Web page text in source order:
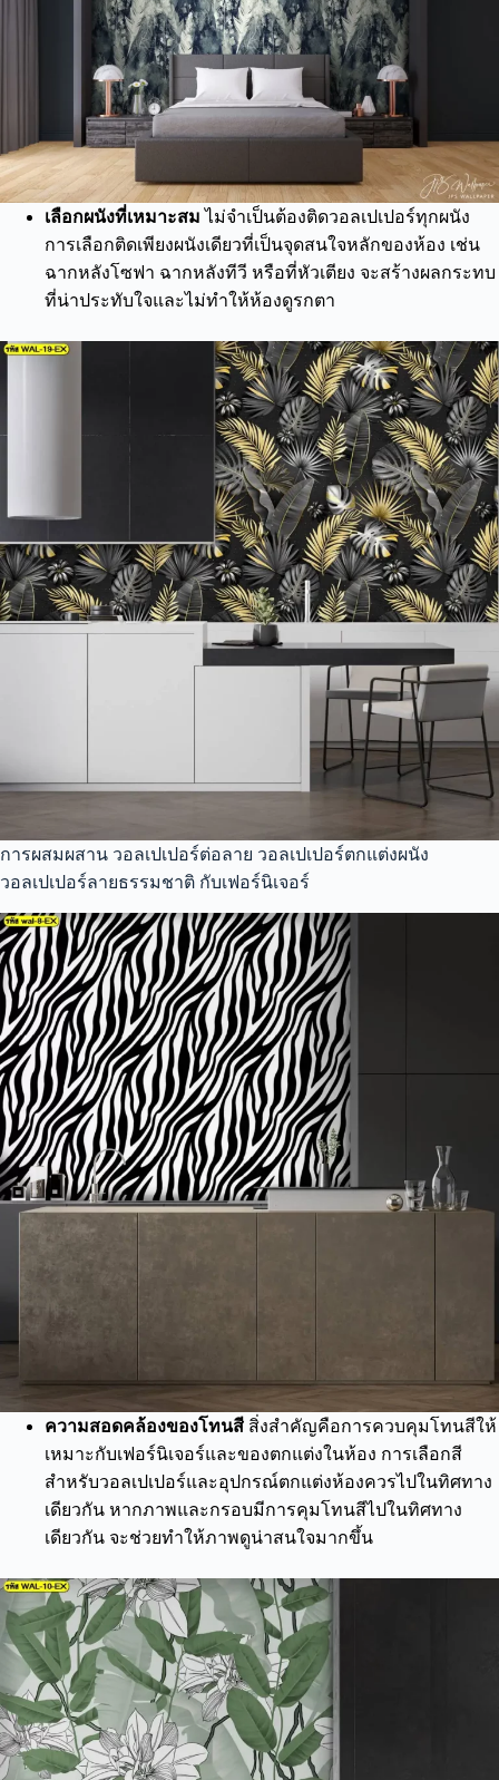
เลือกผนังที่เหมาะสม ไม่จำเป็นต้องติดวอลเปเปอร์ทุกผนัง
การเลือกติดเพียงผนังเดียวที่เป็นจุดสนใจหลักของห้อง เช่น
ฉากหลังโซฟา ฉากหลังทีวี หรือที่หัวเตียง จะสร้างผลกระทบ
ที่น่าประทับใจและไม่ทำให้ห้องดูรกตา
การผสมผสาน วอลเปเปอร์ต่อลาย วอลเปเปอร์ตกแต่งผนัง
วอลเปเปอร์ลายธรรมชาติ กับเฟอร์นิเจอร์
ความสอดคล้องของโทนสี สิ่งสำคัญคือการควบคุมโทนสีให้
เหมาะกับเฟอร์นิเจอร์และของตกแต่งในห้อง การเลือกสี
สำหรับวอลเปเปอร์และอุปกรณ์ตกแต่งห้องควรไปในทิศทาง
เดียวกัน หากภาพและกรอบมีการคุมโทนสีไปในทิศทาง
เดียวกัน จะช่วยทำให้ภาพดูน่าสนใจมากขึ้น